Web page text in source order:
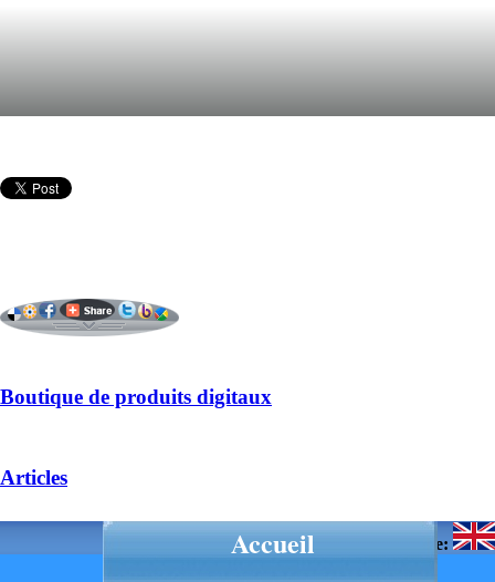
Boutique de produits digitaux
Articles
Langue:
Accueil